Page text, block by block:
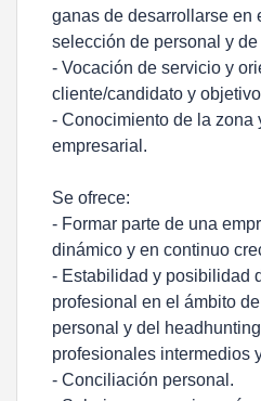
ganas de desarrollarse en
selección de personal y
- Vocación de servicio y
cliente/candidato y
- Conocimiento de la zona
empresarial.
Se ofrece:
- Formar parte de una
dinámico y en continuo
- Estabilidad y posibilidad
profesional en el ámbito
personal y del
profesionales intermedios
- Conciliación personal.